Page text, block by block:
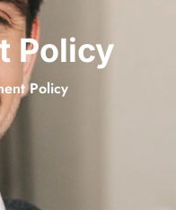
Policy
Policy